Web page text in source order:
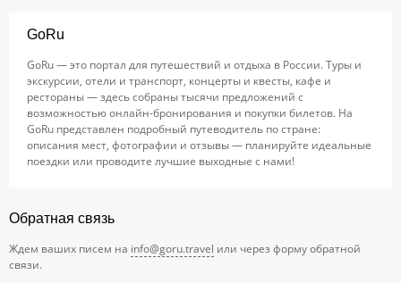
GoRu
GoRu — это портал для путешествий и отдыха в России. Туры и
экскурсии, отели и транспорт, концерты и квесты, кафе и
рестораны — здесь собраны тысячи предложений с
возможностью онлайн-бронирования и покупки билетов. На
GoRu представлен подробный путеводитель по стране:
описания мест, фотографии и отзывы — планируйте идеальные
поездки или проводите лучшие выходные с нами!
Обратная связь
Ждем ваших писем на info@goru.travel или через форму обратной
связи.